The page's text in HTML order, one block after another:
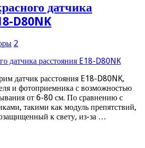
датчика
D80NK
2
датчик расстояния E18-D80NK,
и фотоприемника с возможностью
от 6-80 см. По сравнению с
такими как модуль препятствий,
к свету, из-за …